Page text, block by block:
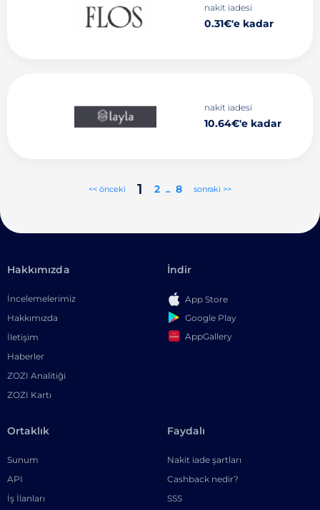
nakit iadesi
0.31€'e kadar
nakit iadesi
10.64€'e kadar
<< önceki 1 2 .. 8 sonraki >>
Hakkımızda
İncelemelerimiz
Hakkımızda
İletişim
Haberler
ZOZI Analitiği
ZOZI Kartı
İndir
App Store
Google Play
AppGallery
Ortaklık
Sunum
API
İş İlanları
Faydalı
Nakit iade şartları
Cashback nedir?
SSS